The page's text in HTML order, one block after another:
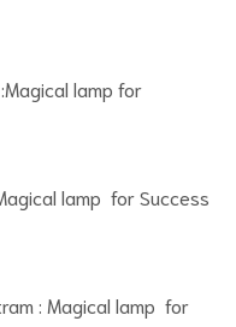
lamp for
lamp for Success
: Magical lamp for